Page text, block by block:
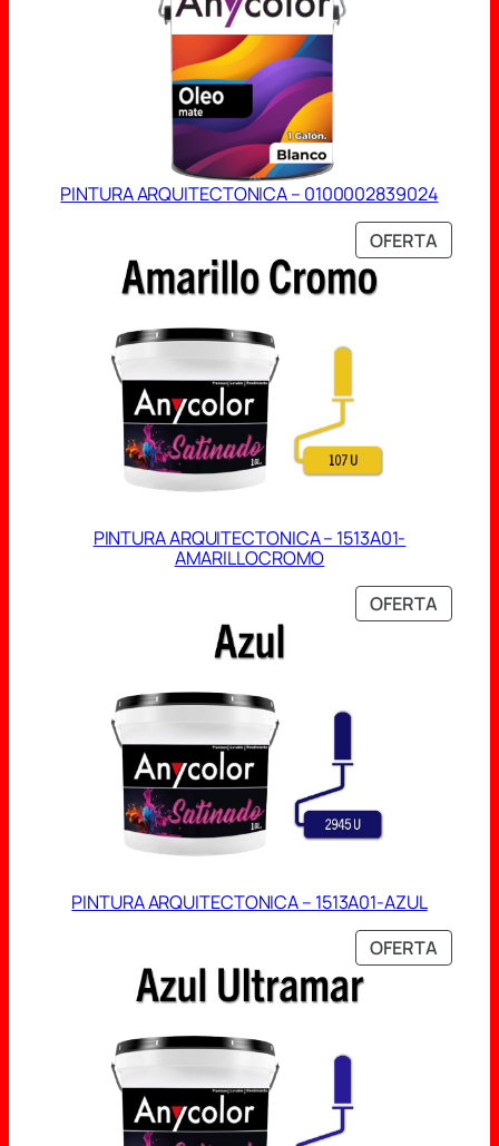
PINTURA ARQUITECTONICA – 0100002839024
OFERTA
EN
PINTURA ARQUITECTONICA – 1513A01-
AMARILLOCROMO
OFERTA
EN
PINTURA ARQUITECTONICA – 1513A01-AZUL
OFERTA
EN